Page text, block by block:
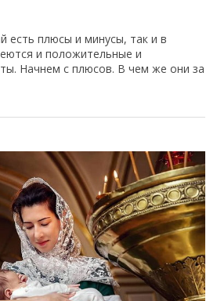
есть плюсы и минусы, так и в
и положительные и
Начнем с плюсов. В чем же они за